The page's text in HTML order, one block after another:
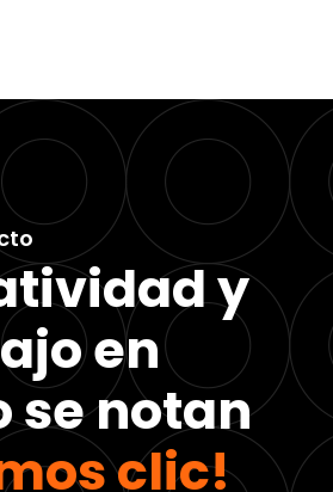
y
en
se notan
clic!